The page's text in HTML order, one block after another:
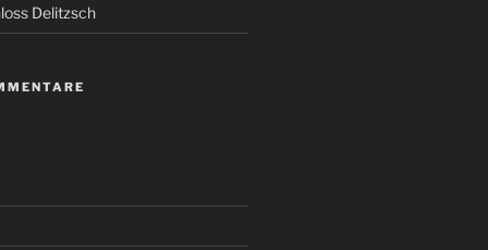
Delitzsch